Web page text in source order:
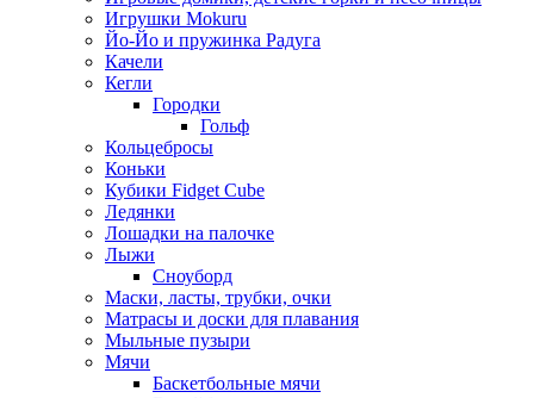
Игрушки Mokuru
Йо-Йо и пружинка Радуга
Качели
Кегли
Городки
Гольф
Кольцебросы
Коньки
Кубики Fidget Cube
Ледянки
Лошадки на палочке
Лыжи
Сноуборд
Маски, ласты, трубки, очки
Матрасы и доски для плавания
Мыльные пузыри
Мячи
Баскетбольные мячи